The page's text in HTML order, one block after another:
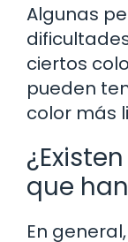
Algunas
ciertos
pueden
color más
que
En